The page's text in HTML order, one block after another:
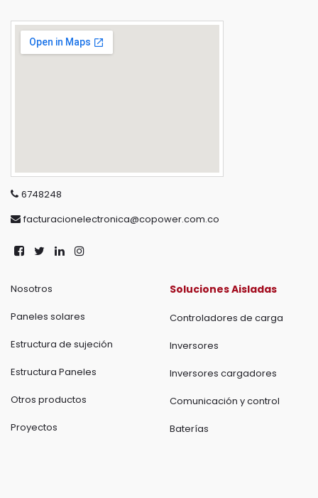
6748248
facturacionelectronica@copower.com.co
Nosotros
Paneles solares
Estructura de sujeción
Estructura Paneles
Otros productos
Proyectos
Soluciones Aisladas
Controladores de carga
Inversores
Inversores cargadores
Comunicación y control
Baterías